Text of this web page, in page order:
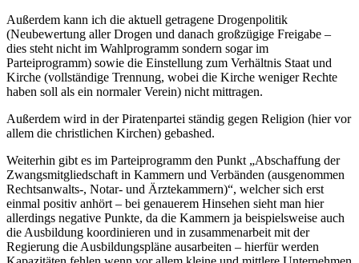
Außerdem kann ich die aktuell getragene Drogenpolitik
(Neubewertung aller Drogen und danach großzügige Freigabe –
dies steht nicht im Wahlprogramm sondern sogar im
Parteiprogramm) sowie die Einstellung zum Verhältnis Staat und
Kirche (vollständige Trennung, wobei die Kirche weniger Rechte
haben soll als ein normaler Verein) nicht mittragen.
Außerdem wird in der Piratenpartei ständig gegen Religion (hier vor
allem die christlichen Kirchen) gebashed.
Weiterhin gibt es im Parteiprogramm den Punkt „Abschaffung der
Zwangsmitgliedschaft in Kammern und Verbänden (ausgenommen
Rechtsanwalts-, Notar- und Ärztekammern)“, welcher sich erst
einmal positiv anhört – bei genauerem Hinsehen sieht man hier
allerdings negative Punkte, da die Kammern ja beispielsweise auch
die Ausbildung koordinieren und in zusammenarbeit mit der
Regierung die Ausbildungspläne ausarbeiten – hierfür werden